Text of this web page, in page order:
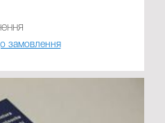
замовлення